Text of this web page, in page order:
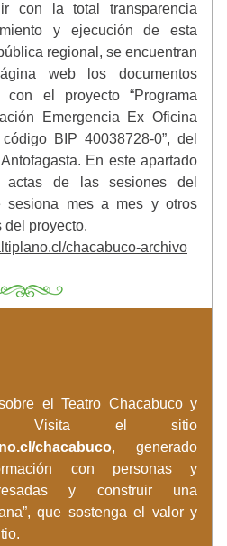
con la total transparencia
y ejecución de esta
regional, se encuentran
web los documentos
con el proyecto “Programa
Emergencia Ex Oficina
BIP 40038728-0”, del
En este apartado
actas de las sesiones del
sesiona mes a mes y otros
del proyecto.
chacabuco-archivo
el Teatro Chacabuco y
chacabuco, generado
con personas y
y construir una
que sostenga el valor y